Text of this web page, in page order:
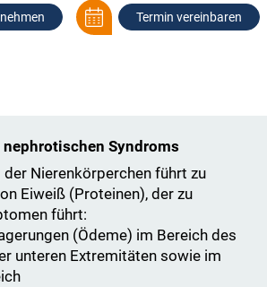
Termin vereinbaren
Syndroms
der Nierenkörperchen führt zu
Eiweiß (Proteinen), der zu
führt:
(Ödeme) im Bereich des
unteren Extremitäten sowie im